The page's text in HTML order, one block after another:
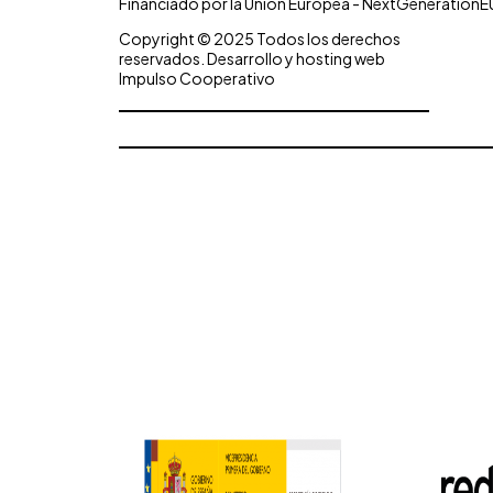
Copyright © 2025 Todos los derechos
reservados. Desarrollo y hosting web
Impulso Cooperativo